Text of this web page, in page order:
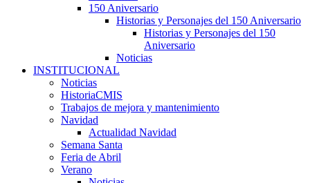
150 Aniversario
Historias y Personajes del 150 Aniversario
Historias y Personajes del 150
Aniversario
Noticias
INSTITUCIONAL
Noticias
HistoriaCMIS
Trabajos de mejora y mantenimiento
Navidad
Actualidad Navidad
Semana Santa
Feria de Abril
Verano